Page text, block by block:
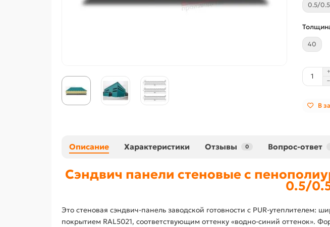
0.5/0.5
40
В
Описание Характеристики Отзывы 0 Вопрос-ответ
Сэндвич панели стеновые с
0.5/
Это стеновая сэндвич-панель заводской готовности с PUR-
покрытием RAL5021, соответствующим оттенку «водно-синий оттенок».